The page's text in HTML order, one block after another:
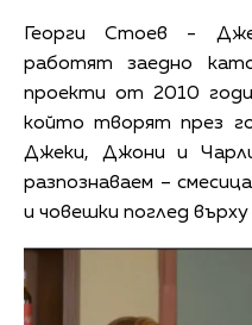
Георги Стоев -
работят заедно
проекти от 2010
който творят през
Джеки, Джони и
разпознаваем –
и човешки поглед